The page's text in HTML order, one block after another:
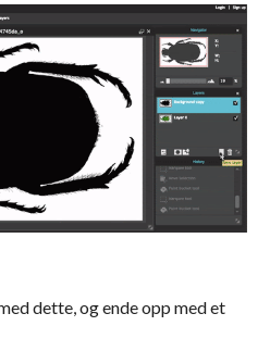
dette, og ende opp med et